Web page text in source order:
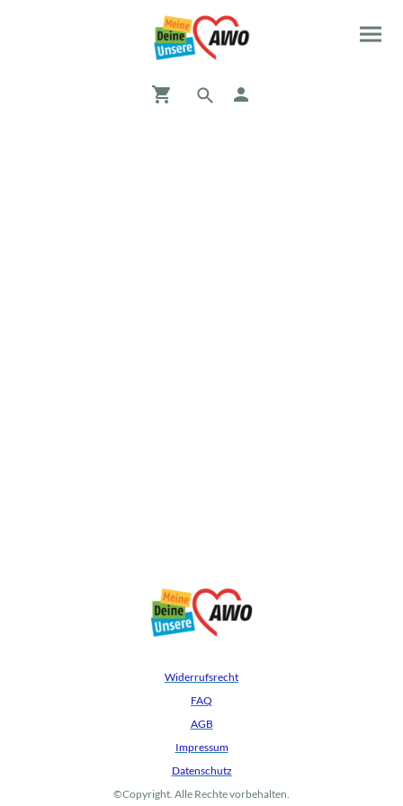
Widerrufsrecht
FAQ
AGB
Impressum
Datenschutz
©Copyright. Alle Rechte vorbehalten.